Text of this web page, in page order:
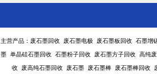
主营产品：废石墨回收 废石墨电极 废石墨板回收 石墨
墨 单晶硅石墨回收 石墨粉子回收 废石墨方子回收 高纯
收 废高纯石墨回收 废石墨 废石墨棒 废石墨棒回收